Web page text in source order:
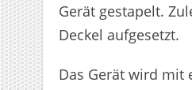
Gerät gestapelt.
Deckel aufgesetzt.
Das Gerät wird mit